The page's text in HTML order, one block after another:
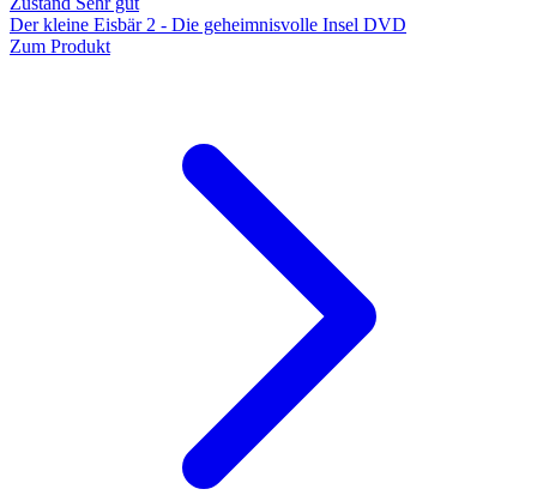
Der kleine Eisbär 2 - Die geheimnisvolle Insel DVD
Zum Produkt